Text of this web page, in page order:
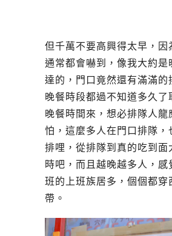
但千萬不要高興得太早，因
通常都會嚇到，像我大約是
達的，門口竟然還有滿滿的
晚餐時段都過不知道多久了
晚餐時間來，想必排隊人龍
怕，這麼多人在門口排隊，
排哩，從排隊到真的吃到面
時吧，而且越晚越多人，感
班的上班族居多，個個都穿
帶。